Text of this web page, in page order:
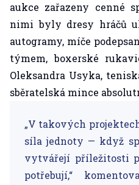
aukce zařazeny cenné
nimi byly dresy hráčů
autogramy, míče
týmem, boxerské
Oleksandra Usyka,
sběratelská mince
„V takových
síla jednoty — když
vytvářejí příležitosti
potřebují,“